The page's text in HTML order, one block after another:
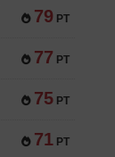
79 PT
77 PT
75 PT
71 PT